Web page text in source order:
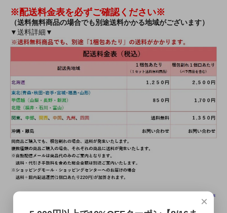
※配送料金表を必ずご確認ください※
（送料無料商品の場合でも別途送料かかる地域がございます）
▼送料詳細▼
×